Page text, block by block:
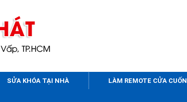
SỬA KHÓA TẠI NHÀ LÀM REMOTE CỬA CUỐN